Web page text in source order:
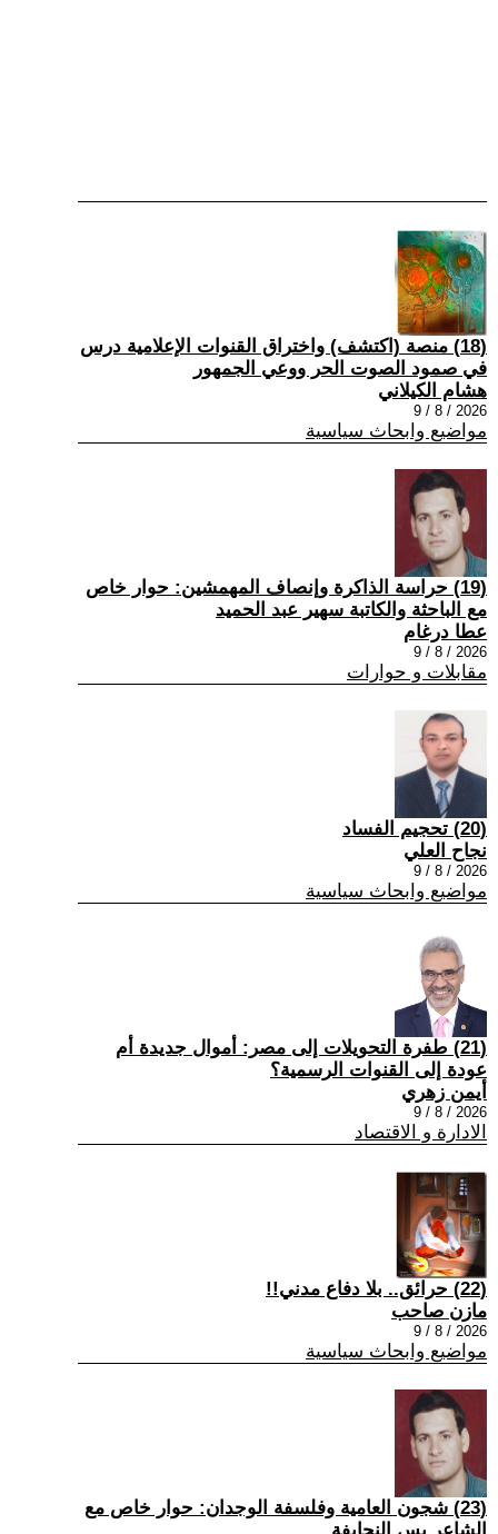
(18) منصة (اكتشف) واختراق القنوات الإعلامية درس
في صمود الصوت الحر ووعي الجمهور
هشام الكيلاني
2026 / 8 / 9
مواضيع وابحاث سياسية
(19) حراسة الذاكرة وإنصاف المهمشين: حوار خاص
مع الباحثة والكاتبة سهير عبد الحميد
عطا درغام
2026 / 8 / 9
مقابلات و حوارات
(20) تحجيم الفساد
نجاح العلي
2026 / 8 / 9
مواضيع وابحاث سياسية
(21) طفرة التحويلات إلى مصر: أموال جديدة أم
عودة إلى القنوات الرسمية؟
أيمن زهري
2026 / 8 / 9
الادارة و الاقتصاد
(22) حرائق.. بلا دفاع مدني!!
مازن صاحب
2026 / 8 / 9
مواضيع وابحاث سياسية
(23) شجون العامية وفلسفة الوجدان: حوار خاص مع